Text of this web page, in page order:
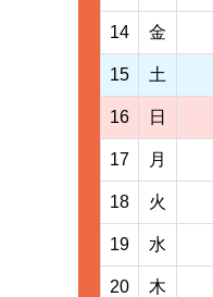
14 金
15 土
16 日
17 月
18 火
19 水
20 木